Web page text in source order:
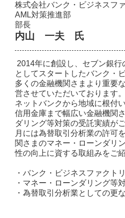
株式会社バンク・ビジネスフ
AML対策推進部
部長
内山 一夫 氏
2014年に創設し、セブン銀
としてスタートしたバンク・
多くの金融機関さまより重要
営させていただいております
ネットバンクから地域に根付
信用金庫まで幅広い金融機関
ダリング等対策の受託実績が
月には為替取引分析業の許可
関さまのマネー・ローンダリ
性の向上に資する取組みをご
・バンク・ビジネスファクト
・マネー・ローンダリング等
・為替取引分析業としての更